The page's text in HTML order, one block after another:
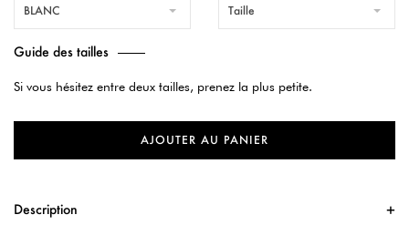
BLANC Taille
Guide des tailles
Si vous hésitez entre deux tailles, prenez la plus petite.
AJOUTER AU PANIER
Description